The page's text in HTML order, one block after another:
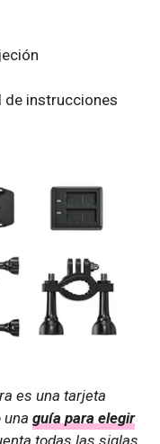
de instrucciones
es una tarjeta
una guía para elegir
todas las siglas